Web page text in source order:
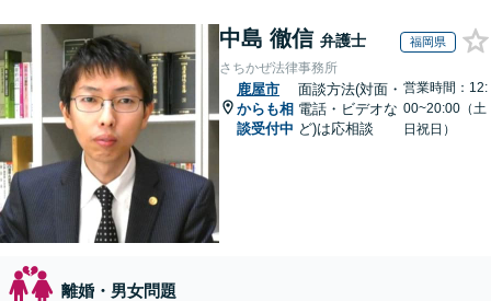
中島 徹信 弁護士 福岡県
さちかぜ法律事務所
鹿屋市
からも相
談受付中
面談方法(対面・
電話・ビデオな
ど)は応相談
営業時間：12:
00~20:00（土
日祝日）
離婚・男女問題